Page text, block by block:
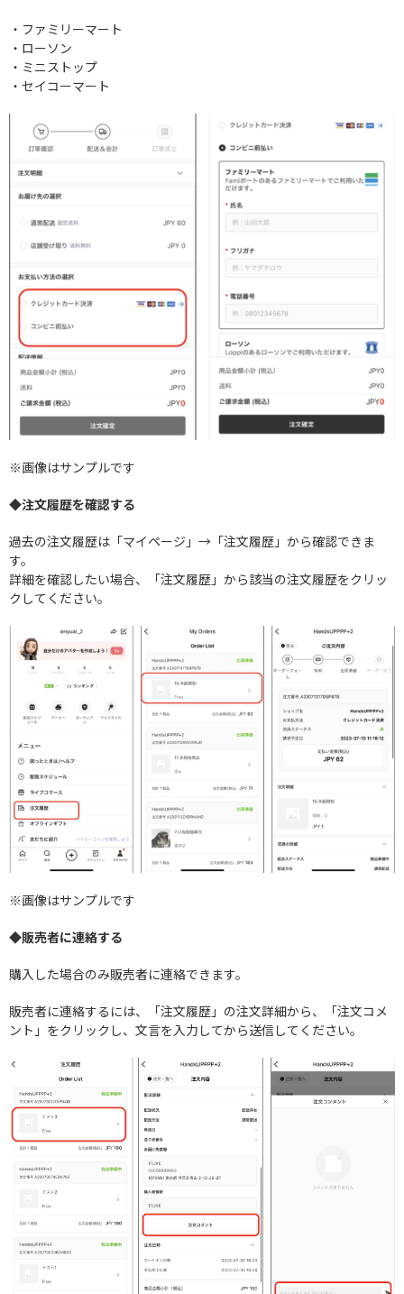
・ファミリーマート
・ローソン
・ミニストップ
・セイコーマート
※画像はサンプルです
◆注文履歴を確認する
過去の注文履歴は「マイページ」→「注文履歴」から確認できま
す。
詳細を確認したい場合、「注文履歴」から該当の注文履歴をクリッ
クしてください。
※画像はサンプルです
◆販売者に連絡する
購入した場合のみ販売者に連絡できます。
販売者に連絡するには、「注文履歴」の注文詳細から、「注文コメ
ント」をクリックし、文言を入力してから送信してください。